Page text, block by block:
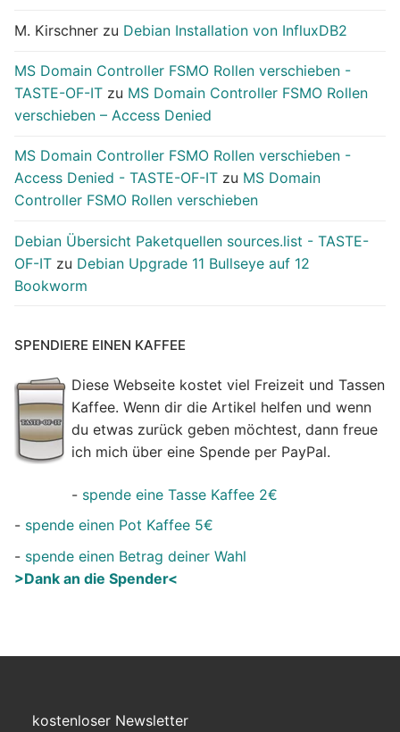
M. Kirschner zu Debian Installation von InfluxDB2
MS Domain Controller FSMO Rollen verschieben -
TASTE-OF-IT zu MS Domain Controller FSMO Rollen
verschieben – Access Denied
MS Domain Controller FSMO Rollen verschieben -
Access Denied - TASTE-OF-IT zu MS Domain
Controller FSMO Rollen verschieben
Debian Übersicht Paketquellen sources.list - TASTE-
OF-IT zu Debian Upgrade 11 Bullseye auf 12
Bookworm
SPENDIERE EINEN KAFFEE
Diese Webseite kostet viel Freizeit und Tassen
Kaffee. Wenn dir die Artikel helfen und wenn
du etwas zurück geben möchtest, dann freue
ich mich über eine Spende per PayPal.
- spende eine Tasse Kaffee 2€
- spende einen Pot Kaffee 5€
- spende einen Betrag deiner Wahl
>Dank an die Spender<
kostenloser Newsletter